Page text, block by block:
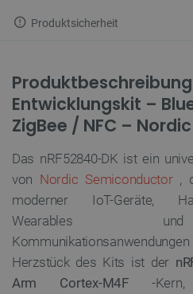
Produktsicherheit
Entwicklungskit –
ZigBee / NFC –
Das nRF52840-DK ist ein
von Nordic Semiconductor,
moderner IoT-Geräte,
Wearables
Herzstück des Kits ist der
Arm Cortex-M4F-Kern,